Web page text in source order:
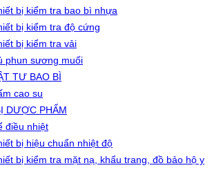
bị kiểm tra bao bì nhựa
bị kiểm tra độ cứng
bị kiểm tra vải
phun sương muối
TƯ BAO BÌ
cao su
DƯỢC PHẨM
điều nhiệt
bị hiệu chuẩn nhiệt độ
bị kiểm tra mặt nạ, khẩu trang, đồ bảo hộ y